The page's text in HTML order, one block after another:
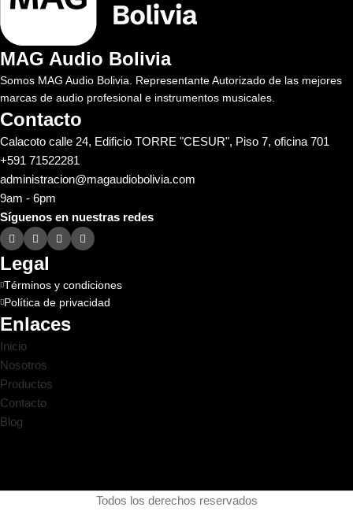
MAG Audio Bolivia
Somos MAG Audio Bolivia. Representante Autorizado de las mejores
marcas de audio profesional e instrumentos musicales.
Contacto
Calacoto calle 24, Edificio TORRE "CESUR", Piso 7, oficina 701
+591 71522281
administracion@magaudiobolivia.com
9am - 6pm
Síguenos en nuestras redes
Legal
Términos y condiciones
Política de privacidad
Enlaces
Inicio
Nosotros
Productos
Contacto
Blog
Todos los derechos reservados